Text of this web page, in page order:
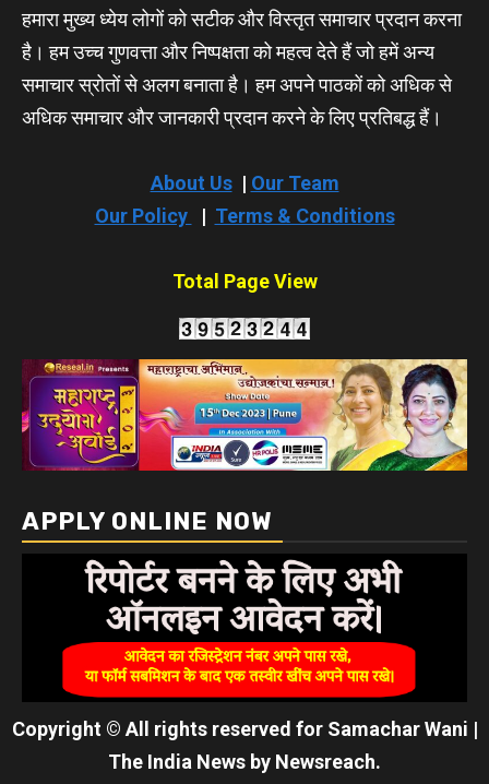
हमारा मुख्य ध्येय लोगों को सटीक और विस्तृत समाचार प्रदान करना
है। हम उच्च गुणवत्ता और निष्पक्षता को महत्व देते हैं जो हमें अन्य
समाचार स्रोतों से अलग बनाता है। हम अपने पाठकों को अधिक से
अधिक समाचार और जानकारी प्रदान करने के लिए प्रतिबद्ध हैं।
About Us| Our Team
Our Policy
| Terms & Conditions
Total Page View
APPLY ONLINE NOW
Copyright © All rights reserved for Samachar Wani |
The India News by Newsreach.